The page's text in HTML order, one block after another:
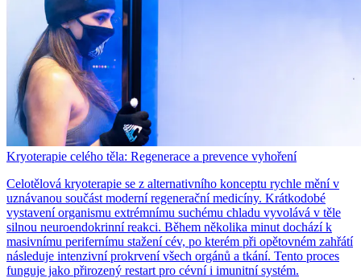
Kryoterapie celého těla: Regenerace a prevence vyhoření
Celotělová kryoterapie se z alternativního konceptu rychle mění v
uznávanou součást moderní regenerační medicíny. Krátkodobé
vystavení organismu extrémnímu suchému chladu vyvolává v těle
silnou neuroendokrinní reakci. Během několika minut dochází k
masivnímu perifernímu stažení cév, po kterém při opětovném zahřátí
následuje intenzivní prokrvení všech orgánů a tkání. Tento proces
funguje jako přirozený restart pro cévní i imunitní systém.